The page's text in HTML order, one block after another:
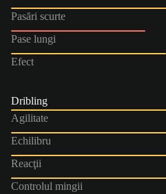
Pasări scurte
Pase lungi
Efect
Dribling
Agilitate
Echilibru
Reacţii
Controlul mingii